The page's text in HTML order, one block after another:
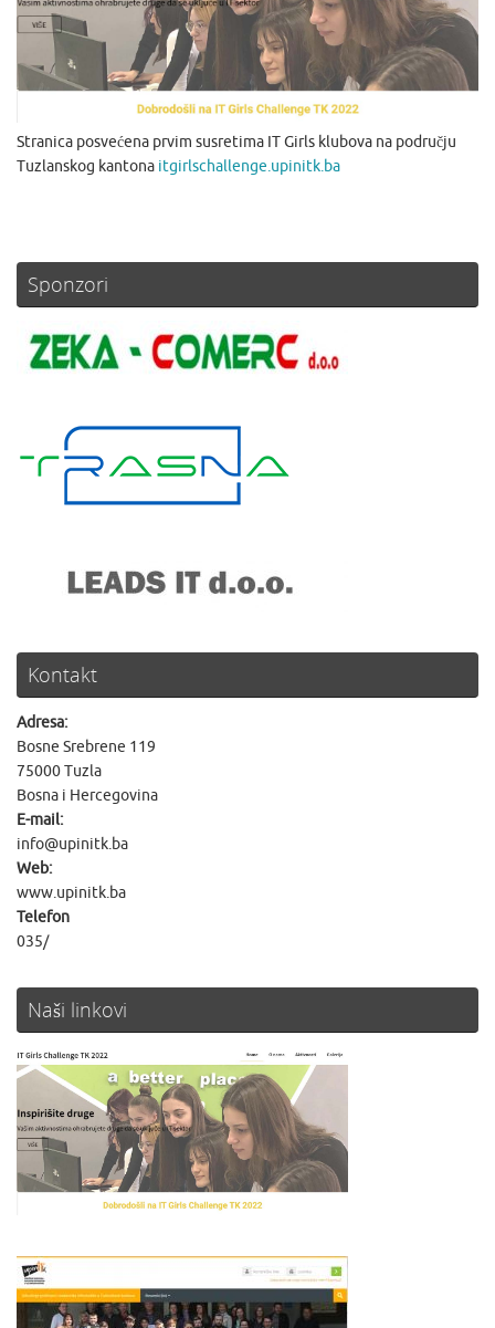
Stranica posvećena prvim susretima IT Girls klubova na području
Tuzlanskog kantona itgirlschallenge.upinitk.ba
Sponzori
Kontakt
Adresa:
Bosne Srebrene 119
75000 Tuzla
Bosna i Hercegovina
E-mail:
info@upinitk.ba
Web:
www.upinitk.ba
Telefon
035/
Naši linkovi